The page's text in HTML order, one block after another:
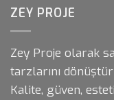
ZEY PROJE
Zey Proje olarak
tarzlarını
Kalite, güven,